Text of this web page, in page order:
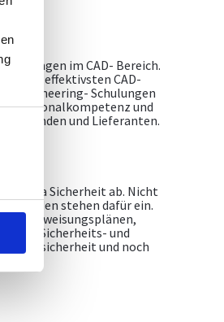
im CAD- Bereich.
und effektivsten CAD-
Engineering- Schulungen
Personalkompetenz und
Kunden und Lieferanten.
Thema Sicherheit ab. Nicht
Kunden stehen dafür ein.
Unterweisungsplänen,
der Sicherheits- und
und noch